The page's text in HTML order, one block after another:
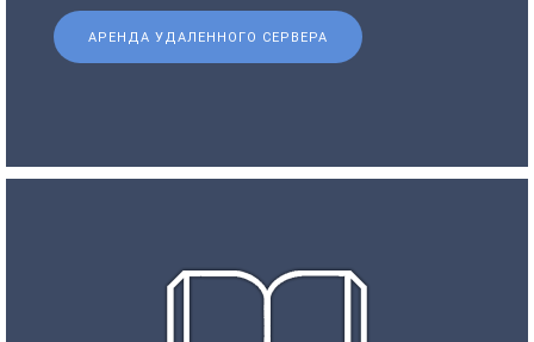
АРЕНДА УДАЛЕННОГО СЕРВЕРА